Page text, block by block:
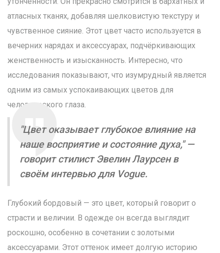
атласных тканях, добавляя шелковистую текстуру и
чувственное сияние. Этот цвет часто используется в
вечерних нарядах и аксессуарах, подчёркивающих
женственность и изысканность. Интересно, что
исследования показывают, что изумрудный является
одним из самых успокаивающих цветов для
человеческого глаза.
"Цвет оказывает глубокое влияние на
наше восприятие и состояние духа," —
говорит стилист Эвелин Лаурсен в
своём интервью для Vogue.
Глубокий бордовый — это цвет, который говорит о
страсти и величии. В одежде он всегда выглядит
роскошно, особенно в сочетании с золотыми
аксессуарами. Этот оттенок имеет долгую историю